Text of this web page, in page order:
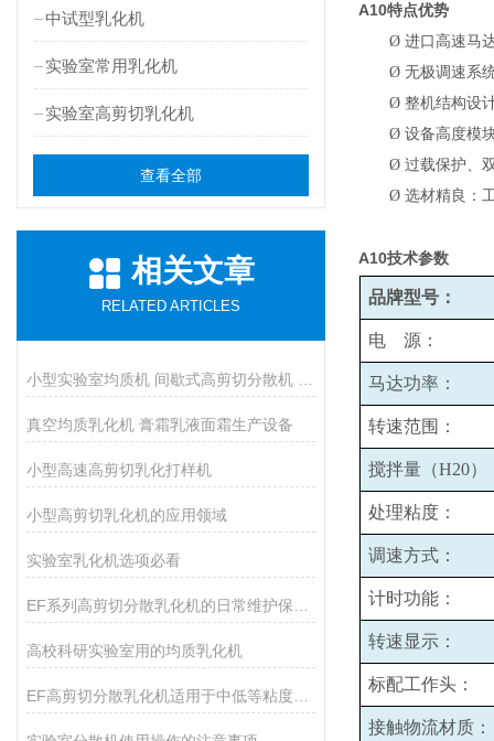
中试型乳化机
实验室常用乳化机
实验室高剪切乳化机
查看全部
相关文章
RELATED ARTICLES
真空均质乳化机 膏霜乳液面霜生产设备
小型高速高剪切乳化打样机
小型高剪切乳化机的应用领域
实验室乳化机选项必看
高校科研实验室用的均质乳化机
A10特点优势
Ø 进口高速马
Ø 无极调速系
Ø 整机结构设
Ø 设备高度模
Ø 过载保护、
Ø 选材精良：
A10技术参数
品牌型号：
电 源：
马达功率：
转速范围：
搅拌量（H20）
处理粘度：
调速方式：
计时功能：
转速显示：
标配工作头：
接触物流材质：